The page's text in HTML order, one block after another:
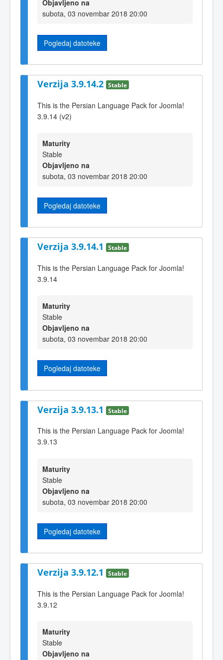
Objavljeno na
subota, 03 novembar 2018 20:00
Pogledaj datoteke
Verzija 3.9.14.2 Stable
This is the Persian Language Pack for Joomla!
3.9.14 (v2)
Maturity
Stable
Objavljeno na
subota, 03 novembar 2018 20:00
Pogledaj datoteke
Verzija 3.9.14.1 Stable
This is the Persian Language Pack for Joomla!
3.9.14
Maturity
Stable
Objavljeno na
subota, 03 novembar 2018 20:00
Pogledaj datoteke
Verzija 3.9.13.1 Stable
This is the Persian Language Pack for Joomla!
3.9.13
Maturity
Stable
Objavljeno na
subota, 03 novembar 2018 20:00
Pogledaj datoteke
Verzija 3.9.12.1 Stable
This is the Persian Language Pack for Joomla!
3.9.12
Maturity
Stable
Objavljeno na